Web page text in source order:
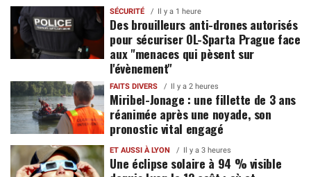
SÉCURITÉ Il y a 1 heure
Des brouilleurs anti-drones autorisés
pour sécuriser OL-Sparta Prague face
aux "menaces qui pèsent sur
l'évènement"
FAITS DIVERS Il y a 2 heures
Miribel-Jonage : une fillette de 3 ans
réanimée après une noyade, son
pronostic vital engagé
ET AUSSI À LYON Il y a 3 heures
Une éclipse solaire à 94 % visible